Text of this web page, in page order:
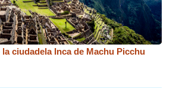
ciudadela Inca de Machu Picchu